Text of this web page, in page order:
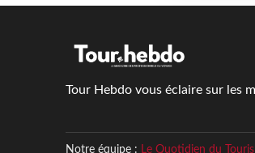
Tour Hebdo vous éclaire sur les
Notre équipe : Le Quotidien du